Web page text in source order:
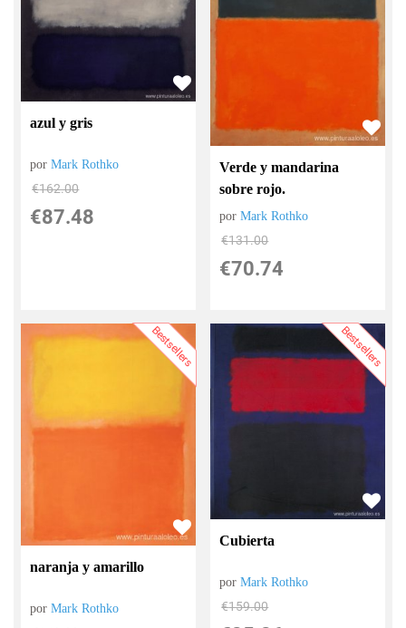
azul y gris
porMark Rothko
€162.00
€87.48
Verde y mandarina
sobre rojo.
porMark Rothko
€131.00
€70.74
Bestsellers
naranja y amarillo
porMark Rothko
Bestsellers
Cubierta
porMark Rothko
€159.00